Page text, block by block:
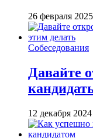
26 февраля 2025
Собеседования
Давайте
12 декабря 2024